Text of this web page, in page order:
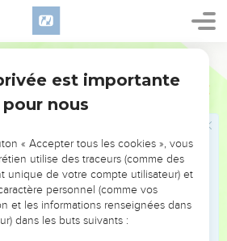
l'Eternel. Même si Jéconia,
était un anneau à ma main droite,
mains de ceux qui en veulent à ta
tu trembles, entre les mains de
entre les mains des
mère, celle qui t'a mis au monde,
n'êtes pas nés, et là vous
est importante
pour nous
« Accepter tous les cookies », vous
utilise des traceurs (comme des
unique de votre compte utilisateur) et
personnel (comme vos
et les informations renseignées dans
dans les buts suivants :